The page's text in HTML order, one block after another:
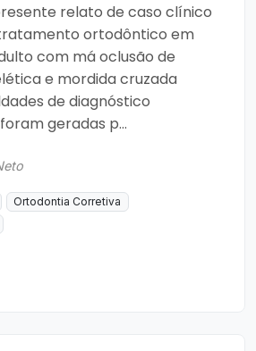
relato de caso clínico
ortodôntico em
com má oclusão de
e mordida cruzada
de diagnóstico
geradas p...
Ortodontia Corretiva